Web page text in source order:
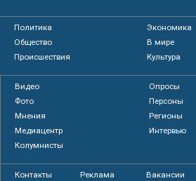
Политика
Экономика
Общество
В мире
Происшествия
Культура
Видео
Опросы
Фото
Персоны
Мнения
Регионы
Медиацентр
Интервью
Колумнисты
Контакты Реклама Вакансии